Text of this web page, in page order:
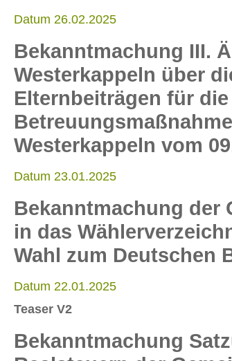
Datum 26.02.2025
Bekanntmachung III.
Westerkappeln über
Elternbeiträgen für
Westerkappeln vom
Datum 23.01.2025
Bekanntmachung der
in das
Wahl zum Deutschen
Datum 22.01.2025
Teaser V2
Bekanntmachung